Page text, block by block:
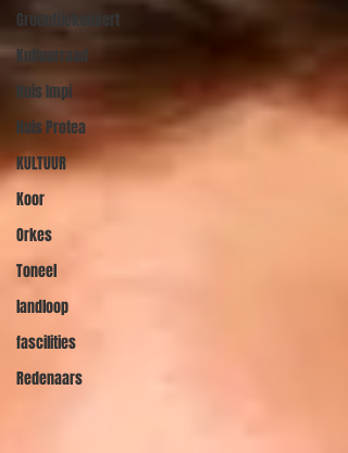
Groentjiekonsert
Kultuurraad
Huis Impi
Huis Protea
KULTUUR
Koor
Orkes
Toneel
landloop
fascilities
Redenaars